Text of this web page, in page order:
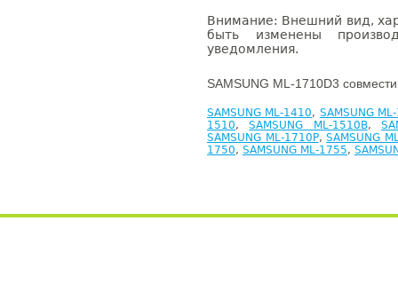
Внимание: Внешний вид,
быть изменены
уведомления.
SAMSUNG ML-1710D3
SAMSUNG ML-1410, SAMSUNG
1510,SAMSUNG ML-1510B,
SAMSUNG ML-1710P,SAMSUNG
1750, SAMSUNG ML-1755,